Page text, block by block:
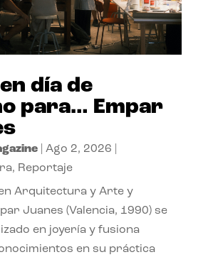
día de
para… Empar
| Ago 2, 2026
, Reportaje
Arquitectura y Arte y
Juanes (Valencia, 1990) se
en joyería y fusiona
en su práctica